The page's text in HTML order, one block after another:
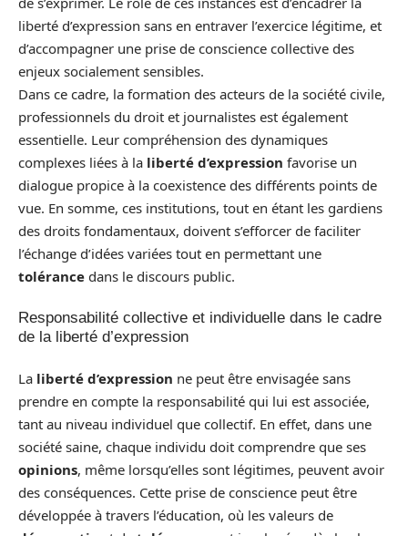
liberté d’expression sans en entraver l’exercice légitime, et
d’accompagner une prise de conscience collective des
enjeux socialement sensibles.
Dans ce cadre, la formation des acteurs de la société civile,
professionnels du droit et journalistes est également
essentielle. Leur compréhension des dynamiques
complexes liées à la liberté d’expression favorise un
dialogue propice à la coexistence des différents points de
vue. En somme, ces institutions, tout en étant les gardiens
des droits fondamentaux, doivent s’efforcer de faciliter
l’échange d’idées variées tout en permettant une
tolérance dans le discours public.
Responsabilité collective et individuelle dans le cadre
de la liberté d’expression
La liberté d’expression ne peut être envisagée sans
prendre en compte la responsabilité qui lui est associée,
tant au niveau individuel que collectif. En effet, dans une
société saine, chaque individu doit comprendre que ses
opinions, même lorsqu’elles sont légitimes, peuvent avoir
des conséquences. Cette prise de conscience peut être
développée à travers l’éducation, où les valeurs de